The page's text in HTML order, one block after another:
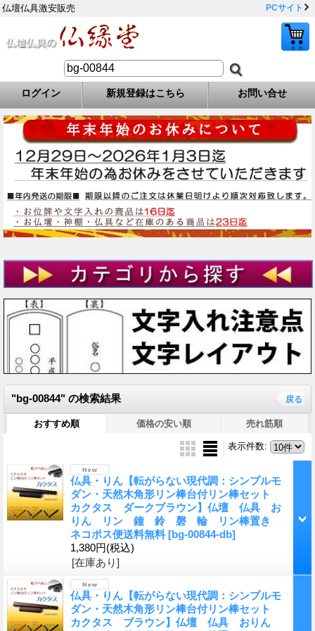
仏壇仏具激安販売 PCサイト
ログイン 新規登録はこちら お問い合せ
"bg-00844" の検索結果 戻る
おすすめ順 価格の安い順 売れ筋順
表示件数:
仏具・りん【転がらない現代調：シンプルモ
ダン・天然木角形リン棒台付リン棒セット
カクタス ダークブラウン】仏壇 仏具 お
りん リン 鐘 鈴 磬 輪 リン棒置き
ネコポス便送料無料 [bg-00844-db]
1,380円(税込)
[在庫あり]
仏具・りん【転がらない現代調：シンプルモ
ダン・天然木角形リン棒台付リン棒セット
カクタス ブラウン】仏壇 仏具 おりん